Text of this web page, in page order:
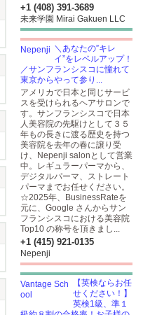
+1 (408) 391-3689
未来学園 Mirai Gakuen LLC
＼あなたの”キレ
イ”をレベルアップ！
／サンフランシスコに憧れて
東京からやって参り...
アメリカで日本と同じサービ
スを受けられるヘアサロンで
す。サンフランシスコで日本
人美容院の先駆けとして３５
年もの長きに渡る歴史を持つ
美容院を去年の春に譲り受
け、Nepenji salonとして営業
中。レギュラーパーマから、
デジタルパーマ、ストレート
パーマまでお任せください。
☆2025年、BusinessRateを
元に、Google さんからサン
フランシスコにおける美容院
Top10 の称号を頂きまし...
+1 (415) 921-0135
Nepenji
【英検ならお任
せください！】
英検1級、準１